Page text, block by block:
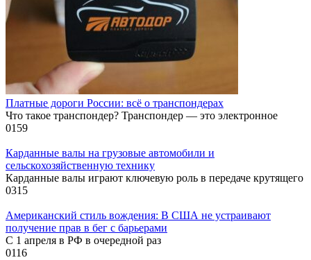
Платные дороги России: всё о транспондерах
Что такое транспондер? Транспондер — это электронное
0159
Карданные валы на грузовые автомобили и
сельскохозяйственную технику
Карданные валы играют ключевую роль в передаче крутящего
0315
Американский стиль вождения: В США не устраивают
получение прав в бег с барьерами
С 1 апреля в РФ в очередной раз
0116